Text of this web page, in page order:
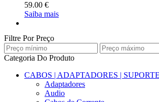
59.00 €
Saiba mais
Filtre Por Preço
Categoria Do Produto
CABOS | ADAPTADORES |
Adaptadores
Audio